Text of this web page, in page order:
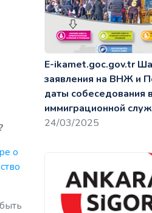
о
E-ikamet.goc.gov.tr
заявления на ВНЖ и
даты собеседования в
иммиграционной
24/03/2025